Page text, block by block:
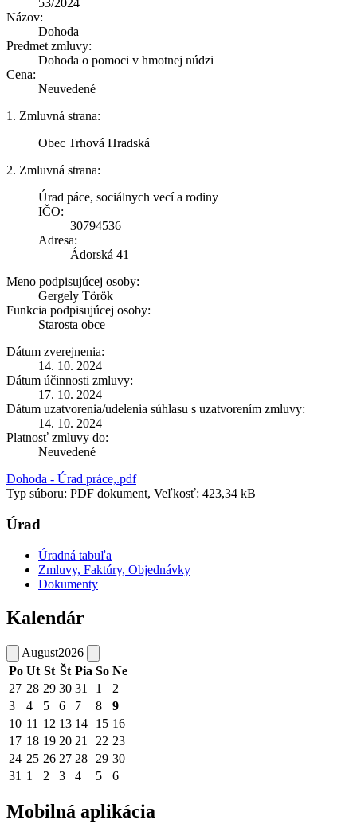
53/2024
Názov:
Dohoda
Predmet zmluvy:
Dohoda o pomoci v hmotnej núdzi
Cena:
Neuvedené
1. Zmluvná strana:
Obec Trhová Hradská
2. Zmluvná strana:
Úrad páce, sociálnych vecí a rodiny
IČO:
30794536
Adresa:
Ádorská 41
Meno podpisujúcej osoby:
Gergely Török
Funkcia podpisujúcej osoby:
Starosta obce
Dátum zverejnenia:
14. 10. 2024
Dátum účinnosti zmluvy:
17. 10. 2024
Dátum uzatvorenia/udelenia súhlasu s uzatvorením zmluvy:
14. 10. 2024
Platnosť zmluvy do:
Neuvedené
Dohoda - Úrad práce,.pdf
Typ súboru: PDF dokument, Veľkosť: 423,34 kB
Úrad
Úradná tabuľa
Zmluvy, Faktúry, Objednávky
Dokumenty
Kalendár
August2026
Po Ut St Št Pia So Ne
27 28 29 30 31 1
2
3
4 5 6 7 8
9
10 11 12 13 14 15 16
17 18 19 20 21 22 23
24 25 26 27 28 29 30
31 1 2 3 4 5 6
Mobilná aplikácia